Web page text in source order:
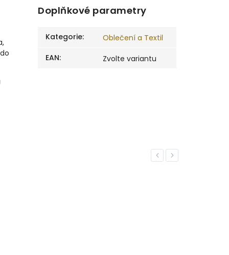
Doplňkové parametry
Kategorie:
Oblečení a Textil
EAN: Zvolte variantu
Previous
Next